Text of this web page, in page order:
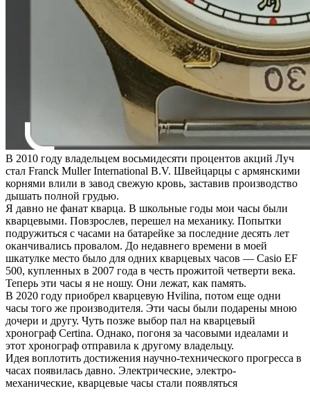
В 2010 году владельцем восьмидесяти процентов акций Луч
стал Franck Muller International B.V. Швейцарцы с армянскими
корнями влили в завод свежую кровь, заставив производство
дышать полной грудью.
Я давно не фанат кварца. В школьные годы мои часы были
кварцевыми. Повзрослев, перешел на механику. Попытки
подружиться с часами на батарейке за последние десять лет
оканчивались провалом. До недавнего времени в моей
шкатулке место было для одних кварцевых часов — Casio EF
500, купленных в 2007 года в честь прожитой четверти века.
Теперь эти часы я не ношу. Они лежат, как память.
В 2020 году приобрел кварцевую Hvilina, потом еще одни
часы того же производителя. Эти часы были подарены мною
дочери и другу. Чуть позже выбор пал на кварцевый
хронограф Certina. Однако, погоня за часовыми идеалами и
этот хронограф отправила к другому владельцу.
Идея воплотить достижения научно-технического прогресса в
часах появилась давно. Электрические, электро-
механические, кварцевые часы стали появляться